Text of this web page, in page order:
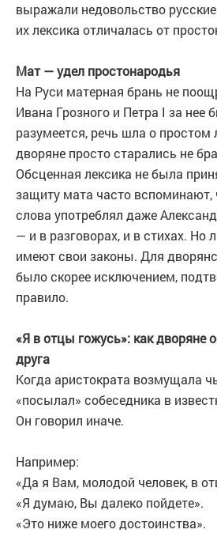
выражали недовольство
их лексика отличалась от
Мат — удел простонародья
На Руси матерная брань не
Ивана Грозного и Петра I за нее
разумеется, речь шла о простом
дворяне просто старались не
Обсценная лексика не была
защиту мата часто вспоминают,
слова употреблял даже
— и в разговорах, и в стихах. Но
имеют свои законы. Для
было скорее исключением,
правило.
«Я в отцы гожусь»: как дворяне
друга
Когда аристократа возмущала
«посылал» собеседника в
Он говорил иначе.
Например:
«Да я Вам, молодой человек, в
«Я думаю, Вы далеко пойдете».
«Это ниже моего достоинства».